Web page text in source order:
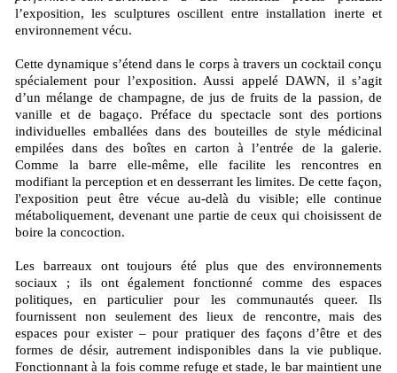
l’exposition, les sculptures oscillent entre installation inerte et
environnement vécu.
Cette dynamique s’étend dans le corps à travers un cocktail conçu
spécialement pour l’exposition. Aussi appelé DAWN, il s’agit
d’un mélange de champagne, de jus de fruits de la passion, de
vanille et de bagaço. Préface du spectacle sont des portions
individuelles emballées dans des bouteilles de style médicinal
empilées dans des boîtes en carton à l’entrée de la galerie.
Comme la barre elle-même, elle facilite les rencontres en
modifiant la perception et en desserrant les limites. De cette façon,
l'exposition peut être vécue au-delà du visible; elle continue
métaboliquement, devenant une partie de ceux qui choisissent de
boire la concoction.
Les barreaux ont toujours été plus que des environnements
sociaux ; ils ont également fonctionné comme des espaces
politiques, en particulier pour les communautés queer. Ils
fournissent non seulement des lieux de rencontre, mais des
espaces pour exister – pour pratiquer des façons d’être et des
formes de désir, autrement indisponibles dans la vie publique.
Fonctionnant à la fois comme refuge et stade, le bar maintient une